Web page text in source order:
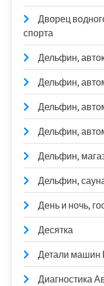
Дворец
спорта
Дельфин,
Дельфин,
Дельфин,
Дельфин,
Дельфин,
Дельфин,
День и ночь,
Десятка
Детали машин
Диагностика